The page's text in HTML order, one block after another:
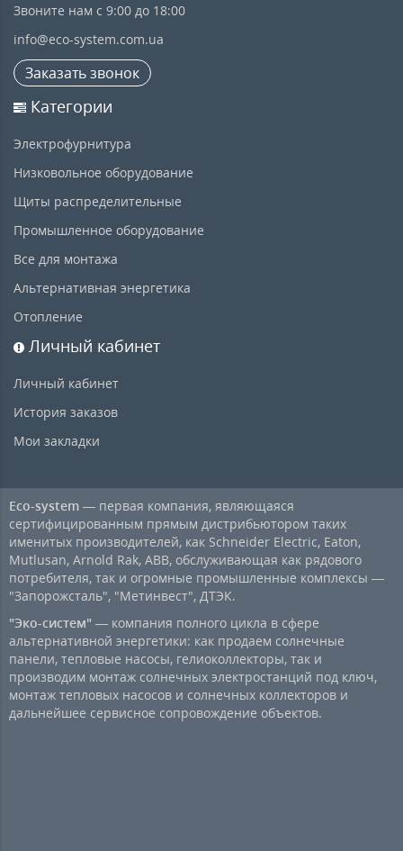
Звоните нам с 9:00 до 18:00
info@eco-system.com.ua
Заказать звонок
Категории
Электрофурнитура
Низковольное оборудование
Щиты распределительные
Промышленное оборудование
Все для монтажа
Альтернативная энергетика
Отопление
Личный кабинет
Личный кабинет
История заказов
Мои закладки
Eco-system — первая компания, являющаяся
сертифицированным прямым дистрибьютором таких
именитых производителей, как Schneider Electric, Eaton,
Mutlusan, Arnold Rak, ABB, обслуживающая как рядового
потребителя, так и огромные промышленные комплексы —
"Запорожсталь", "Метинвест", ДТЭК.
"Эко-систем" — компания полного цикла в сфере
альтернативной энергетики: как продаем солнечные
панели, тепловые насосы, гелиоколлекторы, так и
производим монтаж солнечных электростанций под ключ,
монтаж тепловых насосов и солнечных коллекторов и
дальнейшее сервисное сопровождение объектов.